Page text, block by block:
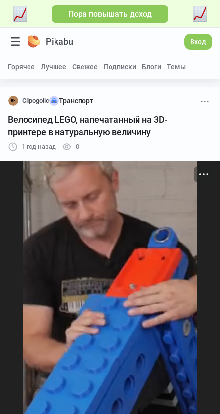
Пора повышать доход
Pikabu Вход
Горячее Лучшее Свежее Подписки Блоги Темы
Clipogolic Транспорт
Велосипед LEGO, напечатанный на 3D-
принтере в натуральную величину
1 год назад 0
Больше видео